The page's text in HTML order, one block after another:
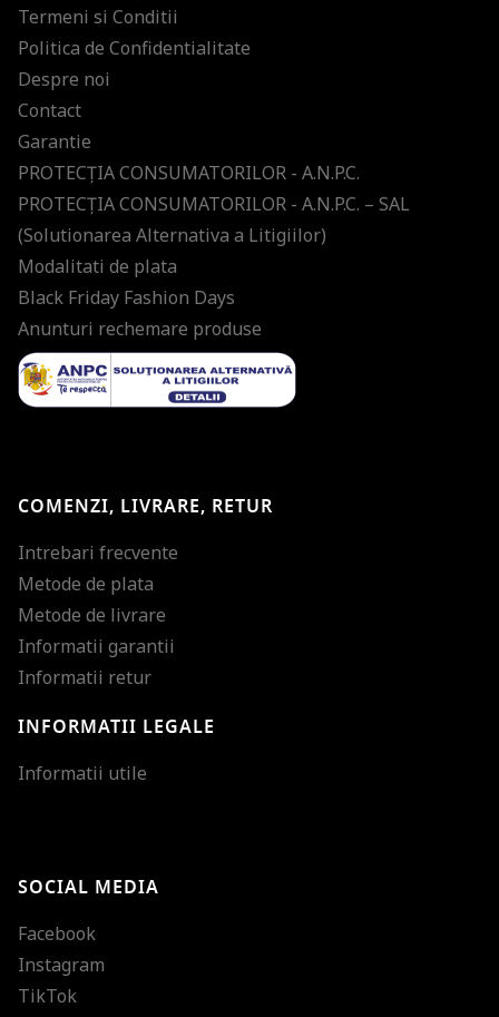
Termeni si Conditii
Politica de Confidentialitate
Despre noi
Contact
Garantie
PROTECŢIA CONSUMATORILOR - A.N.P.C.
PROTECŢIA CONSUMATORILOR - A.N.P.C. – SAL
(Solutionarea Alternativa a Litigiilor)
Modalitati de plata
Black Friday Fashion Days
Anunturi rechemare produse
COMENZI, LIVRARE, RETUR
Intrebari frecvente
Metode de plata
Metode de livrare
Informatii garantii
Informatii retur
INFORMATII LEGALE
Informatii utile
SOCIAL MEDIA
Facebook
Instagram
TikTok